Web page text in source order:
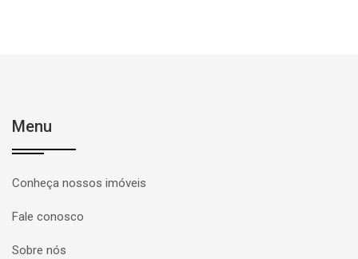
Menu
Conheça nossos imóveis
Fale conosco
Sobre nós